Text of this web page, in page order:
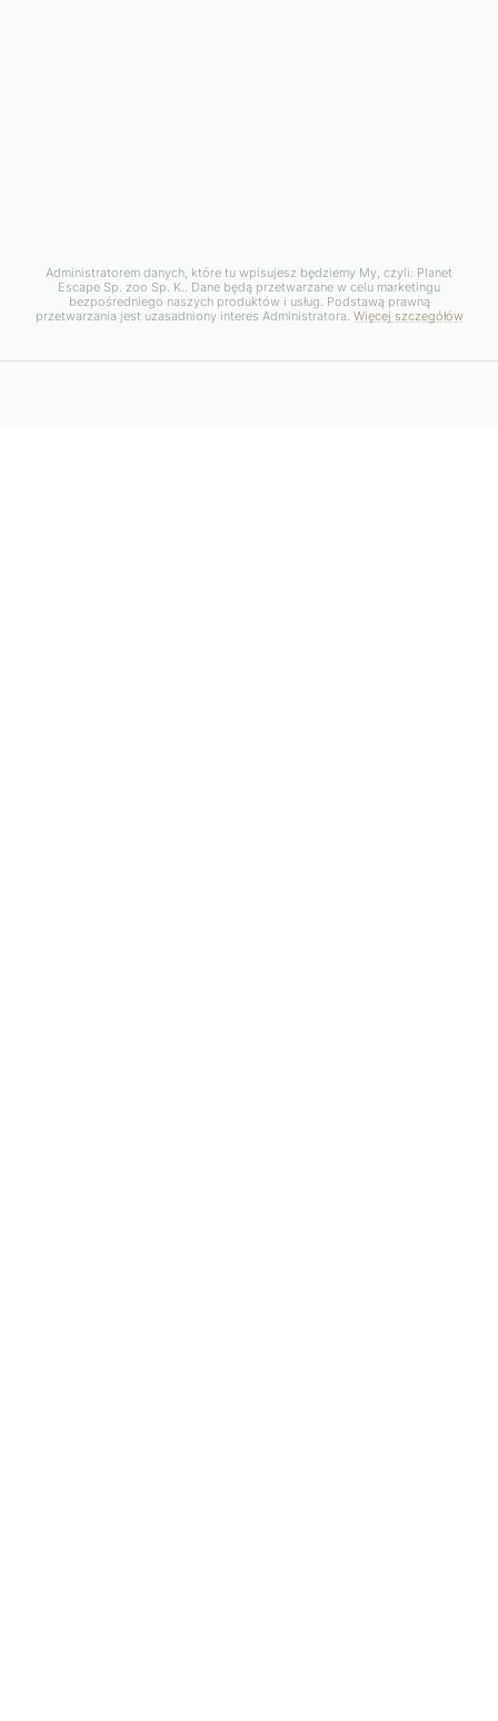
Administratorem danych, które tu wpisujesz będziemy My, czyli: Planet
Escape Sp. zoo Sp. K.. Dane będą przetwarzane w celu marketingu
bezpośredniego naszych produktów i usług. Podstawą prawną
przetwarzania jest uzasadniony interes Administratora. Więcej szczegółów